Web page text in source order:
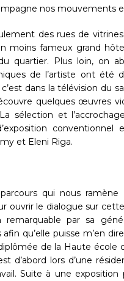
nos mouvements
des rues de
moins fameux grand
quartier. Plus loin, on
de l’artiste ont été
dans la télévision du
quelques œuvres
sélection et
et Eleni Riga.
qui nous
ouvrir le dialogue sur
remarquable par sa
qu’elle puisse m’en
de la Haute
d’abord lors d’une
Suite à une exposition